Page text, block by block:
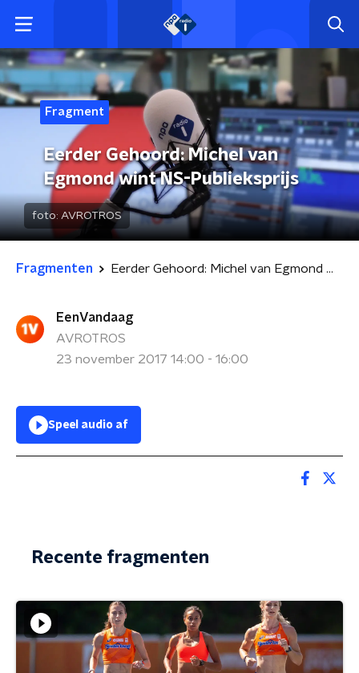
Fragment
Eerder Gehoord: Michel van
Egmond wint NS-Publieksprijs
foto: AVROTROS
Fragmenten Eerder Gehoord: Michel van Egmond wint NS-Publieksprijs
EenVandaag
AVROTROS
23 november 2017 14:00 - 16:00
Speel audio af
Recente fragmenten